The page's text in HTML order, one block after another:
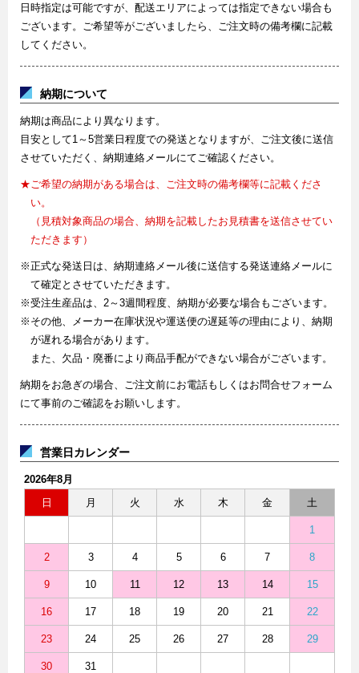
日時指定は可能ですが、配送エリアによっては指定できない場合も
ございます。ご希望等がございましたら、ご注文時の備考欄に記載
してください。
納期について
納期は商品により異なります。
目安として1～5営業日程度での発送となりますが、ご注文後に送信
させていただく、納期連絡メールにてご確認ください。
★ご希望の納期がある場合は、ご注文時の備考欄等に記載くださ
い。
（見積対象商品の場合、納期を記載したお見積書を送信させてい
ただきます）
※正式な発送日は、納期連絡メール後に送信する発送連絡メールに
て確定とさせていただきます。
※受注生産品は、2～3週間程度、納期が必要な場合もございます。
※その他、メーカー在庫状況や運送便の遅延等の理由により、納期
が遅れる場合があります。
また、欠品・廃番により商品手配ができない場合がございます。
納期をお急ぎの場合、ご注文前にお電話もしくはお問合せフォーム
にて事前のご確認をお願いします。
営業日カレンダー
2026年8月
日
月 火 水 木 金 土
1
2 3 4 5 6 7 8
9 10 11 12 13 14 15
16 17 18 19 20 21 22
23 24 25 26 27 28 29
30 31